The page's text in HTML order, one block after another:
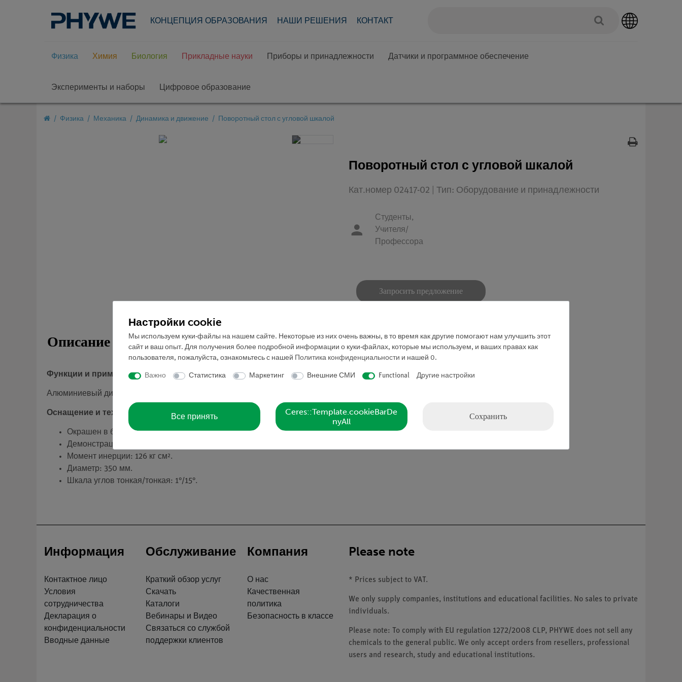
КОНЦЕПЦИЯ ОБРАЗОВАНИЯ НАШИ РЕШЕНИЯ КОНТАКТ
Физика Химия Биология Прикладные науки Приборы и принадлежности Датчики и программное обеспечение
Эксперименты и наборы Цифровое образование
Физика Механика Динамика и движение Поворотный стол с угловой шкалой
Поворотный стол с угловой шкалой
Кат.номер 02417-02 | Тип: Оборудование и принадлежности
Студенты,
Учителя/
Профессора
Запросить предложение
Описание
Функции и применение
Алюминиевый диск для ротатора с воздушным подшипником (02417.88).
Оснащение и технические данные
Окрашен в белый цвет, с отверстием для осевого болта.
Демонстрационная шкала с делением 15° и мелкая шкала с делением 1°.
Момент инерции: 126 кг см².
Диаметр: 350 мм.
Шкала углов тонкая/тонкая: 1°/15°.
Информация
Контактное лицо
Условия
сотрудничества
Декларация о
конфиденциальности
Вводные данные
Обслуживание
Краткий обзор услуг
Скачать
Каталоги
Вебинары и Видео
Связаться со службой
поддержки клиентов
Компания
О нас
Качественная
политика
Безопасность в классе
Please note
* Prices subject to VAT.
We only supply companies, institutions and educational facilities. No sales to private
individuals.
Please note: To comply with EU regulation 1272/2008 CLP, PHYWE does not sell any
chemicals to the general public. We only accept orders from resellers, professional
users and research, study and educational institutions.
Настройки cookie
Мы используем куки-файлы на нашем сайте. Некоторые из них очень важны, в то время как другие помогают нам улучшить этот
сайт и ваш опыт. Для получения более подробной информации о куки-файлах, которые мы используем, и ваших правах как
пользователя, пожалуйста, ознакомьтесь с нашей
Политика конфиденциальности и нашей 0.
Важно Статистика Маркетинг Внешние СМИ Functional Другие настройки
Все принять
Ceres::Template.cookieBarDe
nyAll
Сохранить